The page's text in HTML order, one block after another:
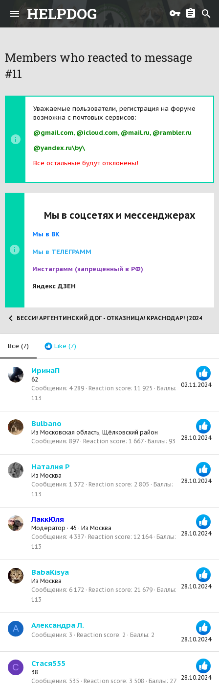
HELPDOG
Members who reacted to message
#11
Уважаемые пользователи, регистрация на форуме
возможна с почтовых сервисов:
@gmail.com, @icloud.com, @mail.ru, @rambler.ru
@yandex.ru\by\
Все остальные будут отклонены!
Мы в соцсетях и мессенджерах
Мы в ВК
Мы в ТЕЛЕГРАММ
Инстаграмм (запрещенный в РФ)
Яндекс ДЗЕН
БЕССИ! АРГЕНТИНСКИЙ ДОГ - ОТКАЗНИЦА! КРАСНОДАР! (2024)
Все (7) Like (7)
02.11.2024
ИринаП
62
Сообщения 4 289 Reaction score 11 925
Баллы
113
28.10.2024
Bulbano
Из Московская область, Щёлковский район
Сообщения 897 Reaction score 1 667 Баллы 93
28.10.2024
Наталия Р
Из Москва
Сообщения 1 372 Reaction score 2 805
Баллы
113
28.10.2024
ЛаккЮля
Модератор · 45 · Из Москва
Сообщения 4 337 Reaction score 12 164
Баллы
113
28.10.2024
BabaKisya
Из Москва
Сообщения 6 172 Reaction score 21 679
Баллы
113
А
28.10.2024
Александра Л.
Сообщения 3 Reaction score 2 Баллы 2
С
28.10.2024
Стася555
38
Сообщения 535 Reaction score 3 508 Баллы 27